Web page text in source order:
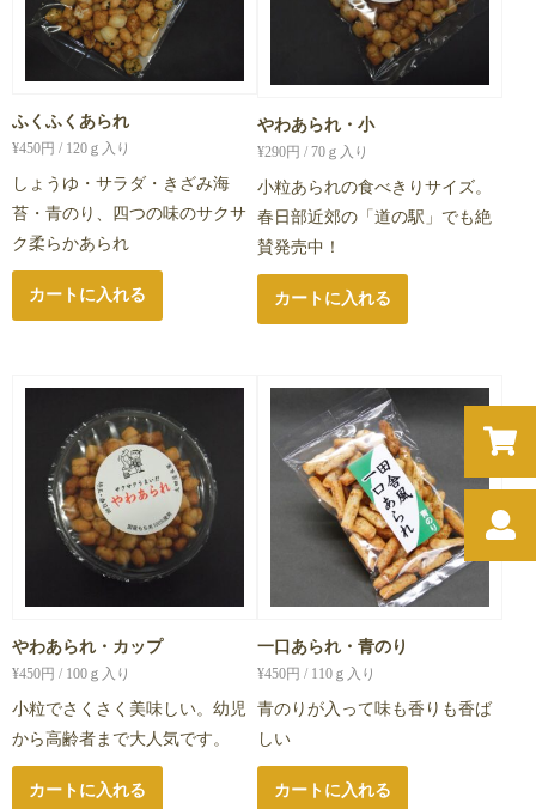
ふくふくあられ
¥450円 / 120ｇ入り
しょうゆ・サラダ・きざみ海
苔・青のり、四つの味のサクサ
ク柔らかあられ
カートに入れる
やわあられ・小
¥290円 / 70ｇ入り
小粒あられの食べきりサイズ。
春日部近郊の「道の駅」でも絶
賛発売中！
カートに入れる
やわあられ・カップ
¥450円 / 100ｇ入り
小粒でさくさく美味しい。幼児
から高齢者まで大人気です。
カートに入れる
一口あられ・青のり
¥450円 / 110ｇ入り
青のりが入って味も香りも香ば
しい
カートに入れる